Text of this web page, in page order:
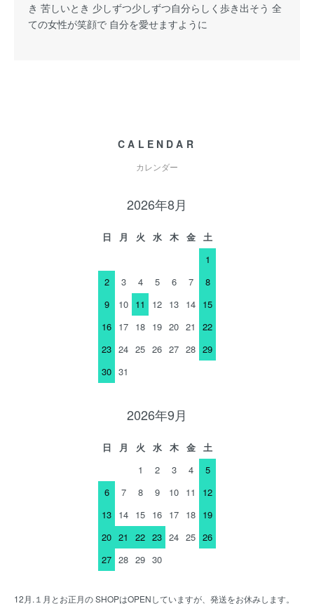
き 苦しいとき 少しずつ少しずつ自分らしく歩き出そう 全
ての女性が笑顔で 自分を愛せますように
CALENDAR
カレンダー
2026年8月
日 月 火 水 木 金
土
1
2
3 4 5 6 7
8
9
10 11 12 13 14 15
16 17 18 19 20 21
22
23 24 25 26 27 28 29
30 31
2026年9月
日 月 火 水 木 金
土
1
2 3 4
5
6
7 8 9 10 11
12
13 14 15 16 17 18 19
20 21 22 23 24 25 26
27 28 29 30
12月.１月とお正月の SHOPはOPENしていますが、発送をお休みします。